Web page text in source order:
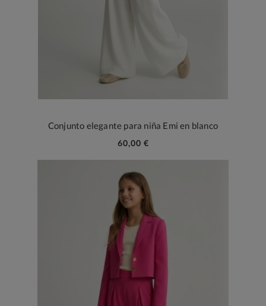
Conjunto elegante para niña Emi en blanco
60,00 €